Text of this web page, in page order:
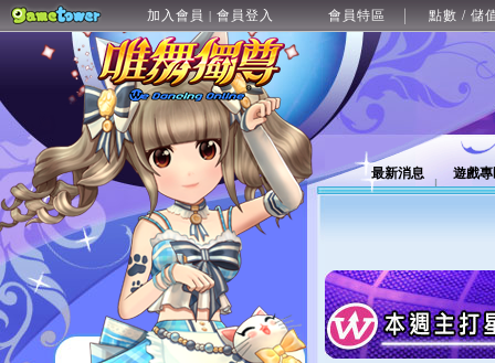
加入會員 | 會員登入 會員特區 點數 / 儲
最新消息 遊戲